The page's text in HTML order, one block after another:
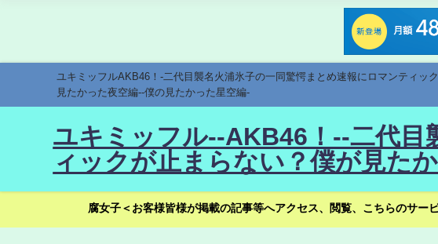
ユキミッフルAKB46！-二代目襲名火浦氷子の一同驚愕まとめ速報にロマンティ
見たかった夜空編--僕の見たかった星空編-
ユキミッフル--AKB46！--二代目
ィックが止まらない？僕が見た
腐女子＜お客様皆様が掲載の記事等へアクセス、閲覧、こちらのサー